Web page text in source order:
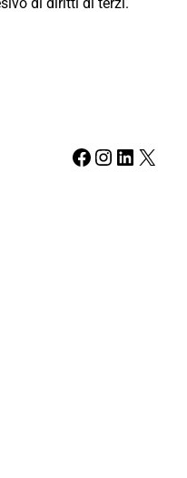
Facebook Instagram LinkedIn X